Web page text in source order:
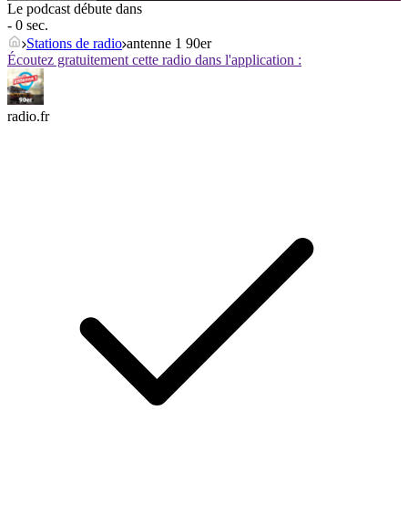
Le podcast débute dans
- 0 sec.
Stations de radio antenne 1 90er
Écoutez gratuitement cette radio dans l'application :
radio.fr